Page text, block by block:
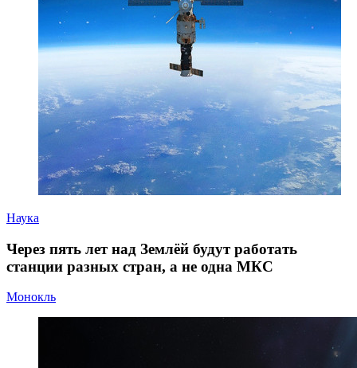
Наука
Через пять лет над Землёй будут работать
станции разных стран, а не одна МКС
Монокль